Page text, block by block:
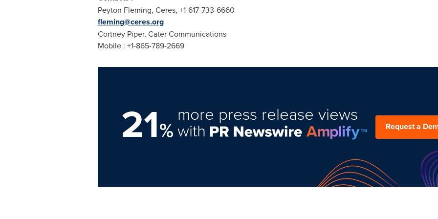
Peyton Fleming, Ceres, +1-617-733-6660
fleming@ceres.org
Cortney Piper, Cater Communications
Mobile : +1-865-789-2669
21%
more press release views
with Request a